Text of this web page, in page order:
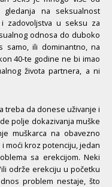
gledanja na seksualnost
zadovoljstva u seksu za
odnosa do duboko
samo, ili dominantno, na
40-te godine ne bi imao
života partnera, a ni
treba da donese uživanje i
polje dokazivanja muške
muškarca na obavezno
moći kroz potenciju, jedan
sa erekcijom. Neki
održe erekciju u početku
problem nestaje, što